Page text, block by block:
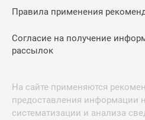
поселки
Строящиеся
коттеджные
поселки
лесу
Правила применения
Согласие на получение
рассылок
На сайте применяются
предоставления информации
систематизации и анализа